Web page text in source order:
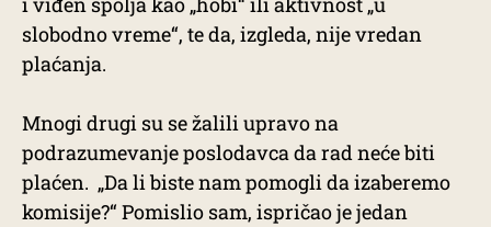
slobodno vreme“, te da, izgleda, nije vredan
plaćanja.
Mnogi drugi su se žalili upravo na
podrazumevanje poslodavca da rad neće biti
plaćen. „Da li biste nam pomogli da izaberemo
komisije?“ Pomislio sam, ispričao je jedan